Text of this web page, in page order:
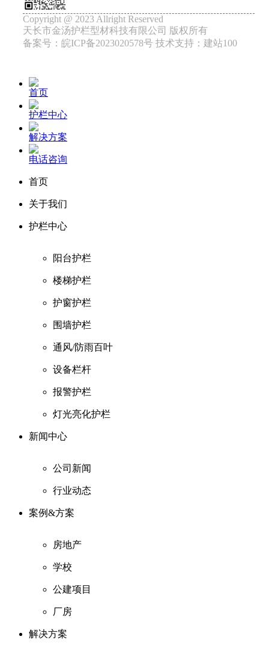
Copyright @ 2023 Allright Reserved
天长市金汤护栏型材科技有限公司 版权所有
备案号：皖ICP备2023020578号 技术支持：建站100
首页
护栏中心
解决方案
电话咨询
首页
关于我们
护栏中心
阳台护栏
楼梯护栏
护窗护栏
围墙护栏
通风/防雨百叶
设备栏杆
报警护栏
灯光亮化护栏
新闻中心
公司新闻
行业动态
案例&方案
房地产
学校
公建项目
厂房
解决方案